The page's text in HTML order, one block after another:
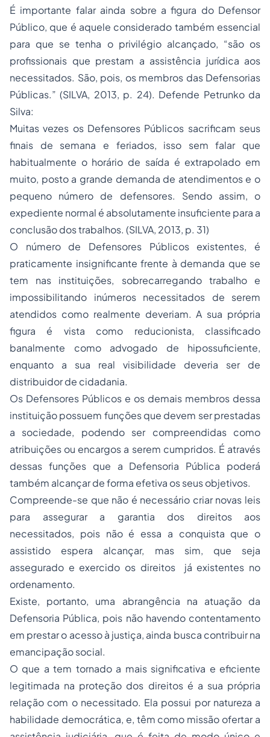
É importante falar ainda sobre a figura do Defensor
Público, que é aquele considerado também essencial
para que se tenha o privilégio alcançado, “são os
profissionais que prestam a assistência jurídica aos
necessitados. São, pois, os membros das Defensorias
Públicas.” (SILVA, 2013, p. 24). Defende Petrunko da
Silva:
Muitas vezes os Defensores Públicos sacrificam seus
finais de semana e feriados, isso sem falar que
habitualmente o horário de saída é extrapolado em
muito, posto a grande demanda de atendimentos e o
pequeno número de defensores. Sendo assim, o
expediente normal é absolutamente insuficiente para a
conclusão dos trabalhos. (SILVA, 2013, p. 31)
O número de Defensores Públicos existentes, é
praticamente insignificante frente à demanda que se
tem nas instituições, sobrecarregando trabalho e
impossibilitando inúmeros necessitados de serem
atendidos como realmente deveriam. A sua própria
figura é vista como reducionista, classificado
banalmente como advogado de hipossuficiente,
enquanto a sua real visibilidade deveria ser de
distribuidor de cidadania.
Os Defensores Públicos e os demais membros dessa
instituição possuem funções que devem ser prestadas
a sociedade, podendo ser compreendidas como
atribuições ou encargos a serem cumpridos. É através
dessas funções que a Defensoria Pública poderá
também alcançar de forma efetiva os seus objetivos.
Compreende-se que não é necessário criar novas leis
para assegurar a garantia dos direitos aos
necessitados, pois não é essa a conquista que o
assistido espera alcançar, mas sim, que seja
assegurado e exercido os direitos já existentes no
ordenamento.
Existe, portanto, uma abrangência na atuação da
Defensoria Pública, pois não havendo contentamento
em prestar o acesso à justiça, ainda busca contribuir na
emancipação social.
O que a tem tornado a mais significativa e eficiente
legitimada na proteção dos direitos é a sua própria
relação com o necessitado. Ela possui por natureza a
habilidade democrática, e, têm como missão ofertar a